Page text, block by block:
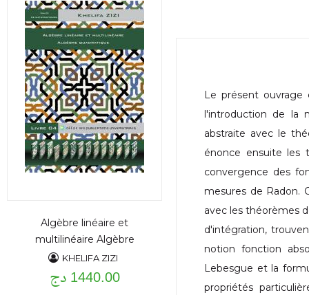
Le présent
l'introduction de la
abstraite avec le
énonce ensuite les
convergence des
mesures de Radon.
avec les théorèmes
d'intégration,
notion fonction
Lebesgue et la
propriétés
Algèbre linéaire et
multilinéaire Algèbre
quadratique
KHELIFA ZIZI
1440.00 دج